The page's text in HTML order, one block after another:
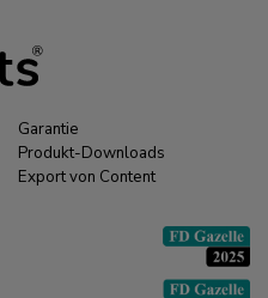
Garantie
Produkt-Downloads
Export von Content